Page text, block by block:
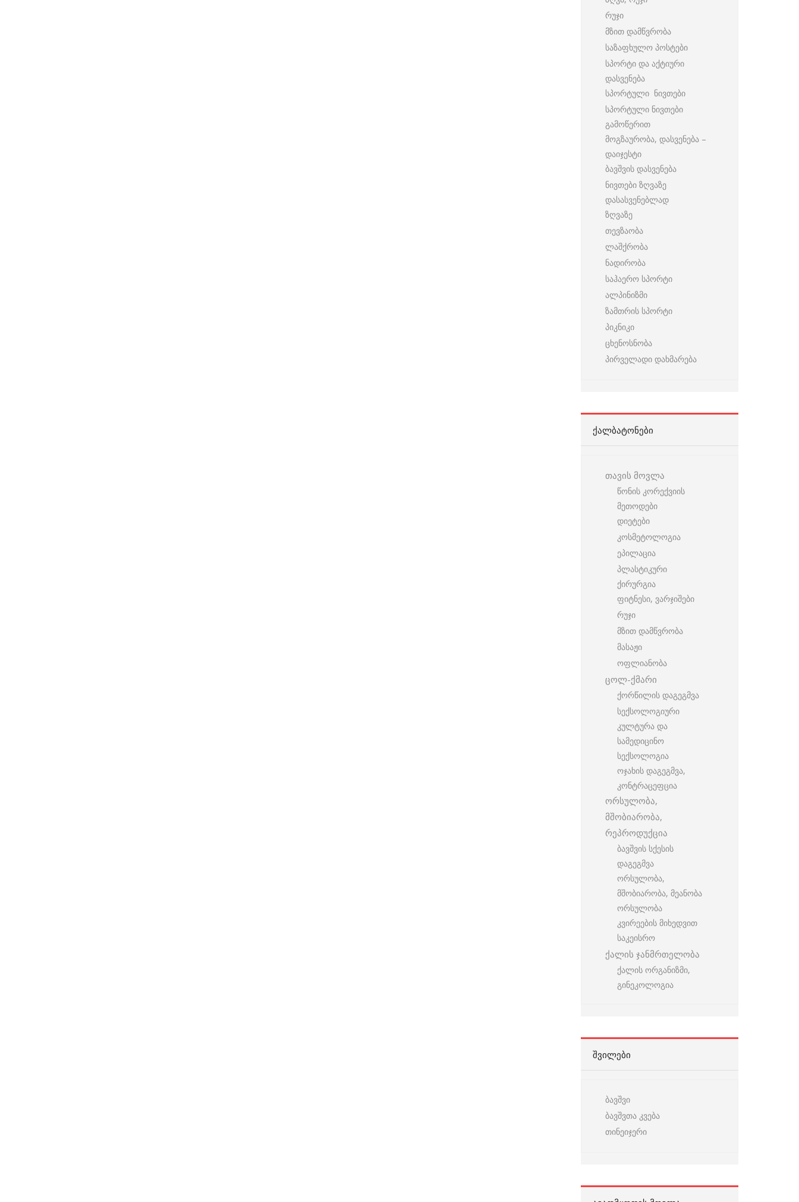
რუჯი
მზით დამწვრობა
საზაფხულო პოსტები
სპორტი და აქტიური
დასვენება
სპორტული ნივთები
სპორტული ნივთები
გამოწერით
მოგზაურობა, დასვენება –
დაიჯესტი
ბავშვის დასვენება
ნივთები ზღვაზე
დასასვენებლად
ზღვაზე
თევზაობა
ლაშქრობა
ნადირობა
საჰაერო სპორტი
ალპინიზმი
ზამთრის სპორტი
პიკნიკი
ცხენოსნობა
პირველადი დახმარება
ᲥᲐᲚᲑᲐᲢᲝᲜᲔᲑᲘ
თავის მოვლა
წონის კორექვიის
მეთოდები
დიეტები
კოსმეტოლოგია
ეპილაცია
პლასტიკური
ქირურგია
ფიტნესი, ვარჯიშები
რუჯი
მზით დამწვრობა
მასაჟი
ოფლიანობა
ცოლ-ქმარი
ქორწილის დაგეგმვა
სექსოლოგიური
კულტურა და
სამედიცინო
სექსოლოგია
ოჯახის დაგეგმვა,
კონტრაცეფცია
ორსულობა,
მშობიარობა,
რეპროდუქცია
ბავშვის სქესის
დაგეგმვა
ორსულობა,
მშობიარობა, მეანობა
ორსულობა
კვირეების მიხედვით
საკეისრო
ქალის ჯანმრთელობა
ქალის ორგანიზმი,
გინეკოლოგია
ᲨᲕᲘᲚᲔᲑᲘ
ბავშვი
ბავშვთა კვება
თინეიჯერი